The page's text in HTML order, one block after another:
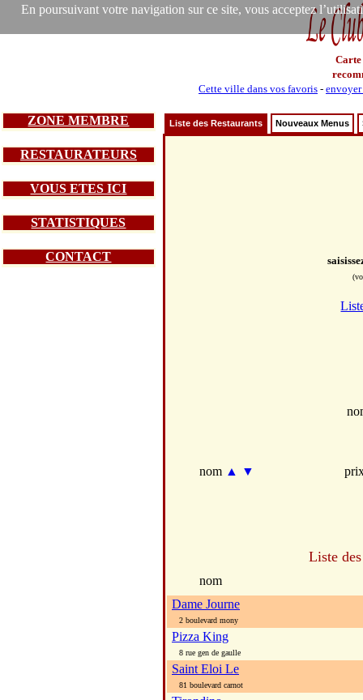
En poursuivant votre navigation sur ce site, vous acceptez
Carte
Cette ville dans vos favoris -
ZONE MEMBRE
RESTAURATEURS
VOUS ETES ICI
STATISTIQUES
CONTACT
Liste des Restaurants Nouveaux Menus
nom ▲ ▼
Liste
nom
Dame Journe
2 boulevard mony
Pizza King
8 rue gen de gaulle
Saint Eloi Le
81 boulevard carnot